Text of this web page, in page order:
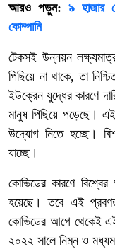
আরও পড়ুন: ৯ হাজার
কোম্পানি
টেকসই উন্নয়ন
পিছিয়ে না থাকে, তা
ইউক্রেন যুদ্ধের কারণে
মানুষ পিছিয়ে পড়েছে। এই
উদ্যোগ নিতে হচ্ছে।
যাচ্ছে।
কোভিডের কারণে বিশ্বের
হয়েছে। তবে এই
কোভিডের আগে থেকেই এই
২০২২ সালে নিম্ন ও